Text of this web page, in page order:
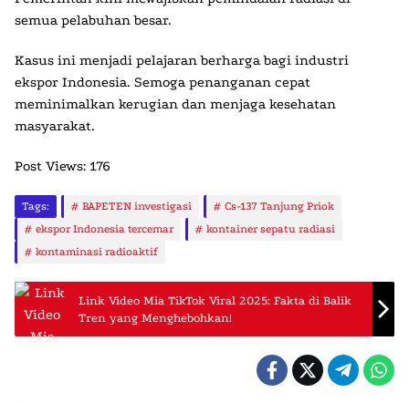
semua pelabuhan besar.
Kasus ini menjadi pelajaran berharga bagi industri
ekspor Indonesia. Semoga penanganan cepat
meminimalkan kerugian dan menjaga kesehatan
masyarakat.
Post Views: 176
Tags: BAPETEN investigasi
Cs-137 Tanjung Priok
ekspor Indonesia tercemar
kontainer sepatu radiasi
kontaminasi radioaktif
Link Video Mia TikTok Viral 2025: Fakta di Balik
Tren yang Menghebohkan!